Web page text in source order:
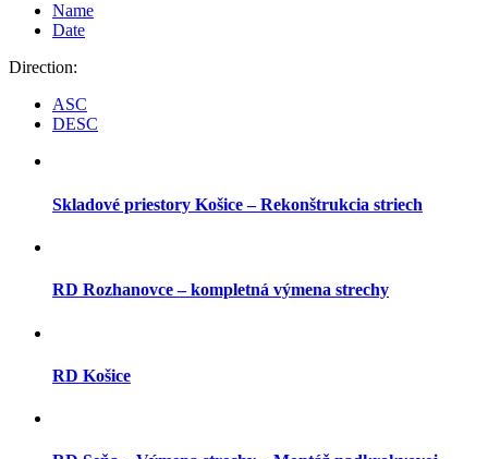
Name
Date
Direction:
ASC
DESC
Skladové priestory Košice – Rekonštrukcia striech
RD Rozhanovce – kompletná výmena strechy
RD Košice